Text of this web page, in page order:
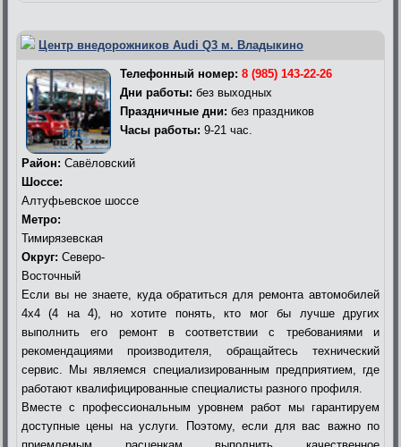
Центр внедорожников Audi Q3 м. Владыкино
Телефонный номер: 8 (985) 143-22-26
Дни работы: без выходных
Праздничные дни: без праздников
Часы работы: 9-21 час.
Район: Савёловский
Шоссе:
Алтуфьевское шоссе
Метро:
Тимирязевская
Округ: Северо-
Восточный
Если вы не знаете, куда обратиться для ремонта автомобилей
4х4 (4 на 4), но хотите понять, кто мог бы лучше других
выполнить его ремонт в соответствии с требованиями и
рекомендациями производителя, обращайтесь технический
сервис. Мы являемся специализированным предприятием, где
работают квалифицированные специалисты разного профиля.
Вместе с профессиональным уровнем работ мы гарантируем
доступные цены на услуги. Поэтому, если для вас важно по